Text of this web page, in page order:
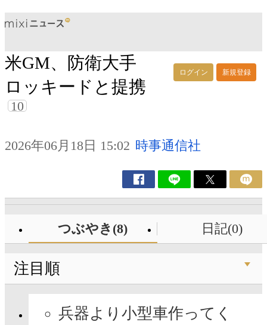
ログイン 新規登録
米GM、防衛大手
ロッキードと提携
10
2026年06月18日 15:02 時事通信社
つぶやき(8) 日記(0)
注目順
兵器より小型車作ってく